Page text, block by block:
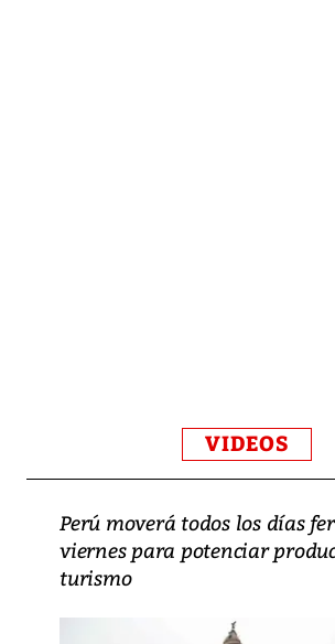
VIDEOS
Perú moverá todos los días
viernes para potenciar
turismo